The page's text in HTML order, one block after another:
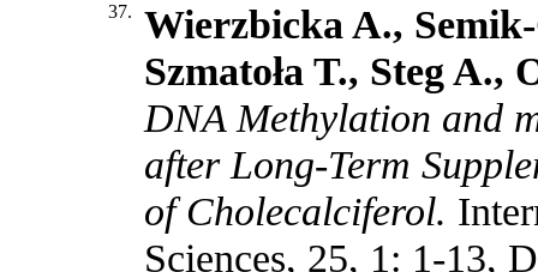
37.
Wierzbicka A.,
Szmatoła T., Steg A.,
DNA Methylation and
after Long-Term
of Cholecalciferol.
Sciences, 25, 1: 1-13,